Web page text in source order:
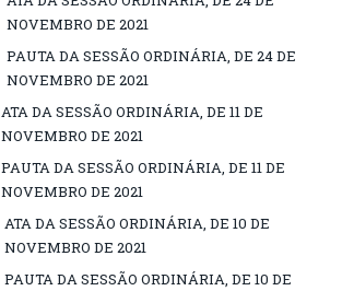
NOVEMBRO DE 2021
PAUTA DA SESSÃO ORDINÁRIA, DE 24 DE
NOVEMBRO DE 2021
ATA DA SESSÃO ORDINÁRIA, DE 11 DE
NOVEMBRO DE 2021
PAUTA DA SESSÃO ORDINÁRIA, DE 11 DE
NOVEMBRO DE 2021
ATA DA SESSÃO ORDINÁRIA, DE 10 DE
NOVEMBRO DE 2021
PAUTA DA SESSÃO ORDINÁRIA, DE 10 DE